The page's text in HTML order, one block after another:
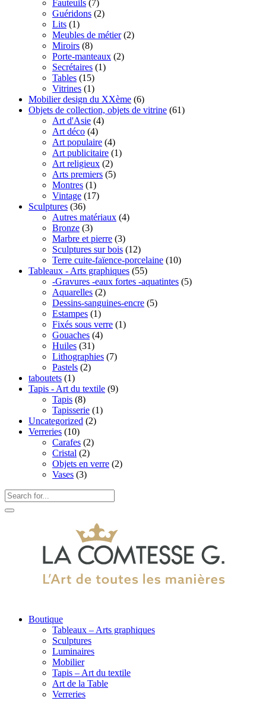
Fauteuils (7)
Guéridons (2)
Lits (1)
Meubles de métier (2)
Miroirs (8)
Porte-manteaux (2)
Secrétaires (1)
Tables (15)
Vitrines (1)
Mobilier design du XXème (6)
Objets de collection, objets de vitrine (61)
Art d'Asie (4)
Art déco (4)
Art populaire (4)
Art publicitaire (1)
Art religieux (2)
Arts premiers (5)
Montres (1)
Vintage (17)
Sculptures (36)
Autres matériaux (4)
Bronze (3)
Marbre et pierre (3)
Sculptures sur bois (12)
Terre cuite-faïence-porcelaine (10)
Tableaux - Arts graphiques (55)
-Gravures -eaux fortes -aquatintes (5)
Aquarelles (2)
Dessins-sanguines-encre (5)
Estampes (1)
Fixés sous verre (1)
Gouaches (4)
Huiles (31)
Lithographies (7)
Pastels (2)
taboutets (1)
Tapis - Art du textile (9)
Tapis (8)
Tapisserie (1)
Uncategorized (2)
Verreries (10)
Carafes (2)
Cristal (2)
Objets en verre (2)
Vases (3)
Boutique
Tableaux – Arts graphiques
Sculptures
Luminaires
Mobilier
Tapis – Art du textile
Art de la Table
Verreries